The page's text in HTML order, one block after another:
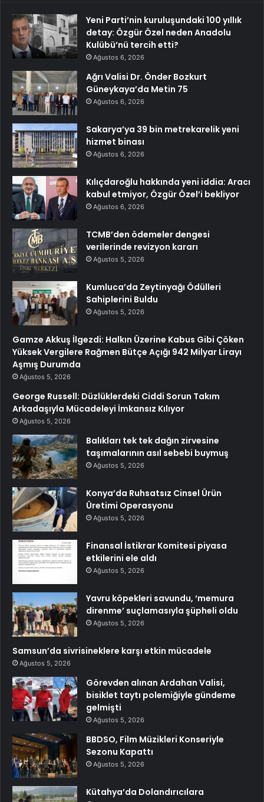
Yeni Parti’nin kuruluşundaki 100 yıllık
detay: Özgür Özel neden Anadolu
Kulübü’nü tercih etti?
Ağustos 6, 2026
Ağrı Valisi Dr. Önder Bozkurt
Güneykaya’da Metin 75
Ağustos 6, 2026
Sakarya’ya 39 bin metrekarelik yeni
hizmet binası
Ağustos 6, 2026
Kılıçdaroğlu hakkında yeni iddia: Aracı
kabul etmiyor, Özgür Özel’i bekliyor
Ağustos 6, 2026
TCMB’den ödemeler dengesi
verilerinde revizyon kararı
Ağustos 5, 2026
Kumluca’da Zeytinyağı Ödülleri
Sahiplerini Buldu
Ağustos 5, 2026
Gamze Akkuş İlgezdi: Halkın Üzerine Kabus Gibi Çöken
Yüksek Vergilere Rağmen Bütçe Açığı 942 Milyar Lirayı
Aşmış Durumda
Ağustos 5, 2026
George Russell: Düzlüklerdeki Ciddi Sorun Takım
Arkadaşıyla Mücadeleyi İmkansız Kılıyor
Ağustos 5, 2026
Balıkları tek tek dağın zirvesine
taşımalarının asıl sebebi buymuş
Ağustos 5, 2026
Konya’da Ruhsatsız Cinsel Ürün
Üretimi Operasyonu
Ağustos 5, 2026
Finansal İstikrar Komitesi piyasa
etkilerini ele aldı
Ağustos 5, 2026
Yavru köpekleri savundu, ‘memura
direnme’ suçlamasıyla şüpheli oldu
Ağustos 5, 2026
Samsun’da sivrisineklere karşı etkin mücadele
Ağustos 5, 2026
Görevden alınan Ardahan Valisi,
bisiklet taytı polemiğiyle gündeme
gelmişti
Ağustos 5, 2026
BBDSO, Film Müzikleri Konseriyle
Sezonu Kapattı
Ağustos 5, 2026
Kütahya’da Dolandırıcılara